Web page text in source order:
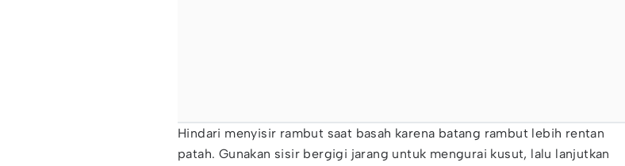
Hindari menyisir rambut saat basah karena batang rambut lebih rentan
patah. Gunakan sisir bergigi jarang untuk mengurai kusut, lalu lanjutkan